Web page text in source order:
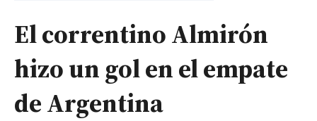
El correntino Almirón
hizo un gol en el empate
de Argentina